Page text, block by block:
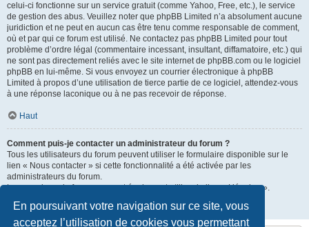
En poursuivant votre navigation sur ce site, vous
acceptez l’utilisation de cookies vous permettant
celui-ci fonctionne sur un service gratuit (comme Yahoo, Free, etc.), le service
de gestion des abus. Veuillez noter que phpBB Limited n’a absolument aucune
juridiction et ne peut en aucun cas être tenu comme responsable de comment,
où et par qui ce forum est utilisé. Ne contactez pas phpBB Limited pour tout
problème d’ordre légal (commentaire incessant, insultant, diffamatoire, etc.) qui
ne sont pas directement reliés avec le site internet de phpBB.com ou le logiciel
phpBB en lui-même. Si vous envoyez un courrier électronique à phpBB
Limited à propos d’une utilisation de tierce partie de ce logiciel, attendez-vous
à une réponse laconique ou à ne pas recevoir de réponse.
Haut
Comment puis-je contacter un administrateur du forum ?
Tous les utilisateurs du forum peuvent utiliser le formulaire disponible sur le
lien « Nous contacter » si cette fonctionnalité a été activée par les
administrateurs du forum.
Les membres du forum peuvent également utiliser le lien « L’équipe ».
Haut